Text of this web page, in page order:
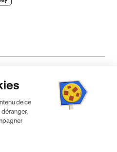
Politique de confidentialité
offres
type de formules que vous
de ce